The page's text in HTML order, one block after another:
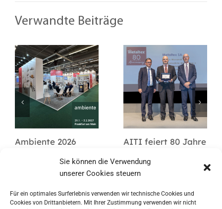
Sie können die Verwendung
unserer Cookies steuern
Für ein optimales Surferlebnis verwenden wir technische Cookies und
Cookies von Drittanbietern. Mit Ihrer Zustimmung verwenden wir nicht
Verwandte Beiträge
Ambiente 2026
AITI feiert 80 Jahre